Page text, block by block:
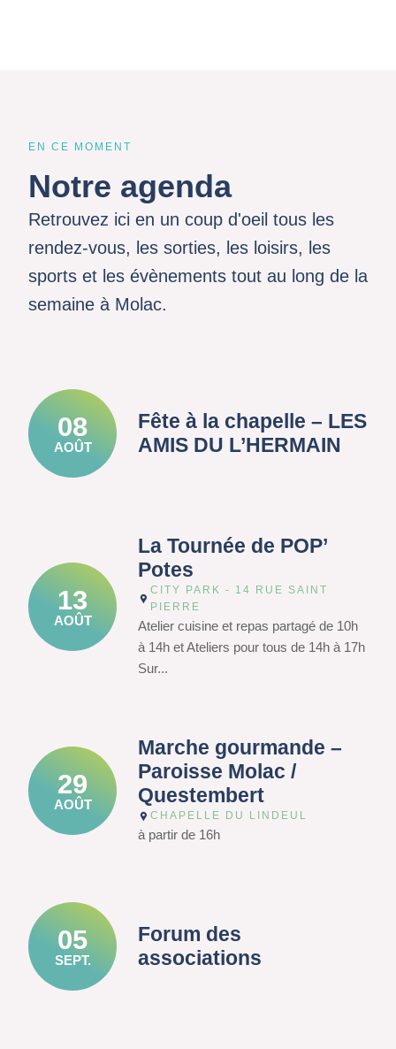
EN CE MOMENT
Notre agenda
Retrouvez ici en un coup d'oeil tous les
rendez-vous, les sorties, les loisirs, les
sports et les évènements tout au long de la
semaine à Molac.
08
AOÛT
Fête à la chapelle – LES
AMIS DU L’HERMAIN
13
AOÛT
La Tournée de POP’
Potes
CITY PARK - 14 RUE SAINT
PIERRE
Atelier cuisine et repas partagé de 10h
à 14h et Ateliers pour tous de 14h à 17h
Sur...
29
AOÛT
Marche gourmande –
Paroisse Molac /
Questembert
CHAPELLE DU LINDEUL
à partir de 16h
05
SEPT.
Forum des
associations